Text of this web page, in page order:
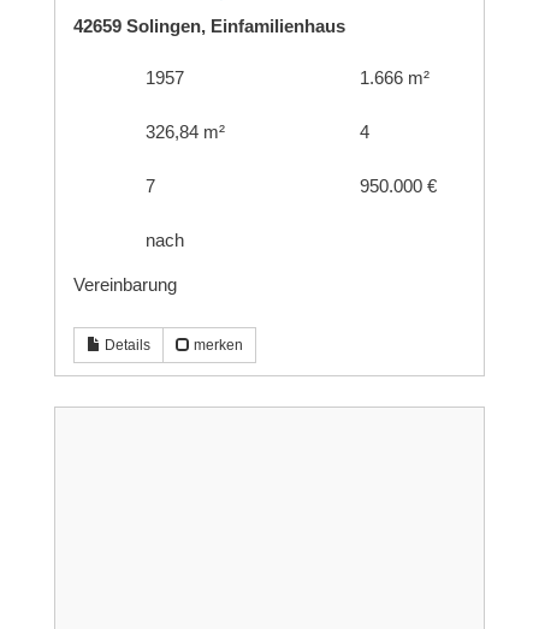
42659 Solingen, Einfamilienhaus
1957 1.666 m²
326,84 m² 4
7 950.000 €
nach
Vereinbarung
Details merken